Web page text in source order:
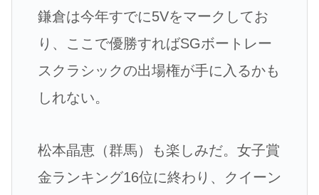
鎌倉は今年すでに5Vをマークしてお
り、ここで優勝すればSGボートレー
スクラシックの出場権が手に入るかも
しれない。
松本晶恵（群馬）も楽しみだ。女子賞
金ランキング16位に終わり、クイーン